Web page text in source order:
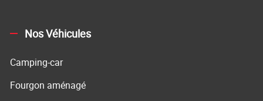
Nos Véhicules
Camping-car
Fourgon aménagé